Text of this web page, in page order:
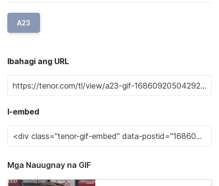
A23
Ibahagi ang URL
I-embed
Mga Nauugnay na GIF